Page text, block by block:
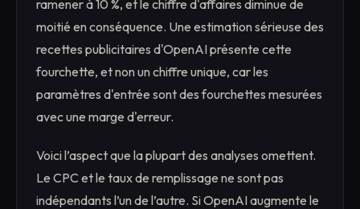
ramener à 10 %, et le chiffre d'affaires diminue de
moitié en conséquence. Une estimation sérieuse des
recettes publicitaires d'OpenAI présente cette
fourchette, et non un chiffre unique, car les
paramètres d'entrée sont des fourchettes mesurées
avec une marge d'erreur.
Voici l’aspect que la plupart des analyses omettent.
Le CPC et le taux de remplissage ne sont pas
indépendants l’un de l’autre. Si OpenAI augmente le